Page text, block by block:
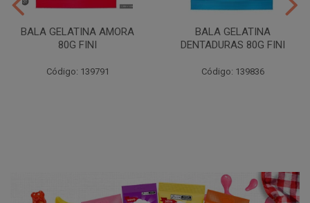
BALA GELATINA AMORA
80G FINI
Código: 139791
BALA GELATINA
DENTADURAS 80G FINI
Código: 139836